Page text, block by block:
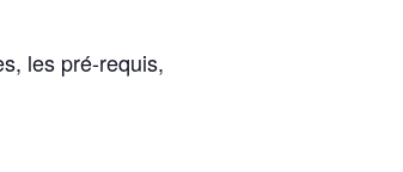
les pré-requis,